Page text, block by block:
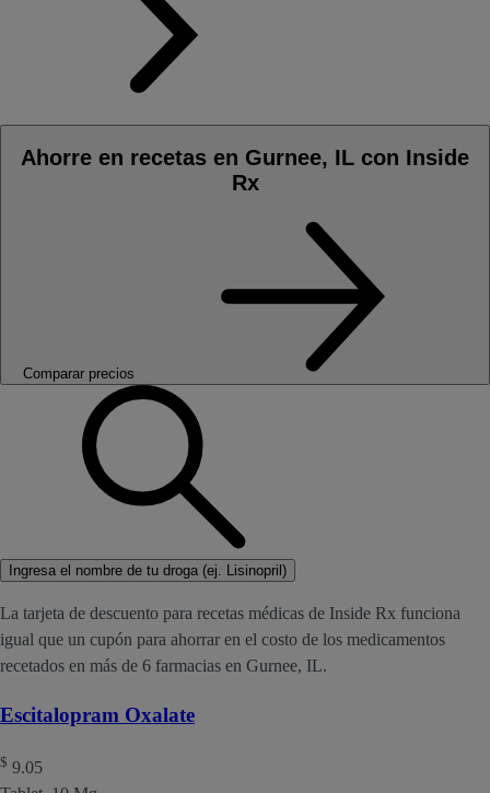
Ahorre en recetas en Gurnee, IL con Inside
Rx
Comparar precios
Ingresa el nombre de tu droga (ej. Lisinopril)
La tarjeta de descuento para recetas médicas de Inside Rx funciona
igual que un cupón para ahorrar en el costo de los medicamentos
recetados en más de 6 farmacias en Gurnee, IL.
Escitalopram Oxalate
$ 9.05